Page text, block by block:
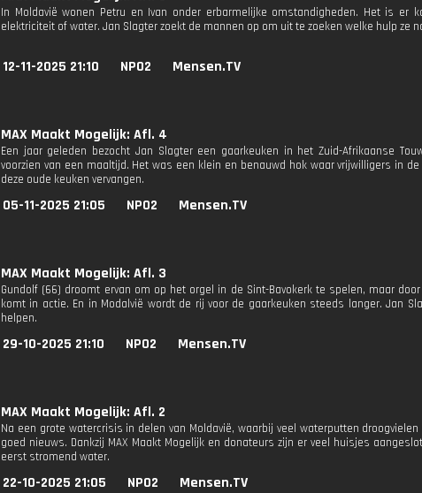
In Moldavië wonen Petru en Ivan onder erbarmelijke omstandigheden. Het is er
elektriciteit of water. Jan Slagter zoekt de mannen op om uit te zoeken welke hulp ze
12-11-2025 21:10 NPO2 Mensen.TV
MAX Maakt Mogelijk: Afl. 4
Een jaar geleden bezocht Jan Slagter een gaarkeuken in het Zuid-Afrikaanse
voorzien van een maaltijd. Het was een klein en benauwd hok waar vrijwilligers in
deze oude keuken vervangen.
05-11-2025 21:05 NPO2 Mensen.TV
MAX Maakt Mogelijk: Afl. 3
Gundolf (66) droomt ervan om op het orgel in de Sint-Bavokerk te spelen, maar
komt in actie. En in Modalvië wordt de rij voor de gaarkeuken steeds langer. Jan
helpen.
29-10-2025 21:10 NPO2 Mensen.TV
MAX Maakt Mogelijk: Afl. 2
Na een grote watercrisis in delen van Moldavië, waarbij veel waterputten
goed nieuws. Dankzij MAX Maakt Mogelijk en donateurs zijn er veel huisjes
eerst stromend water.
22-10-2025 21:05 NPO2 Mensen.TV